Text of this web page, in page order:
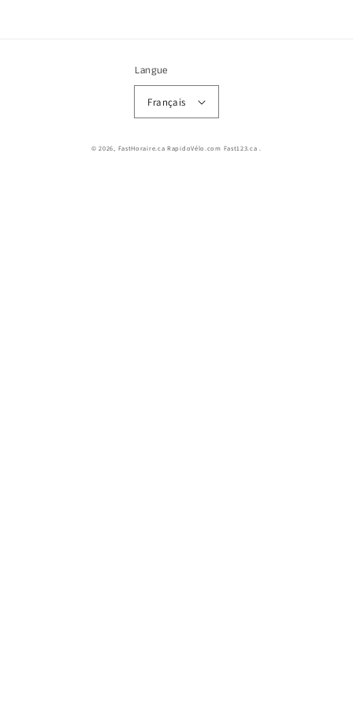
Langue
Français
© 2026, FastHoraire.ca RapidoVélo.com Fast123.ca